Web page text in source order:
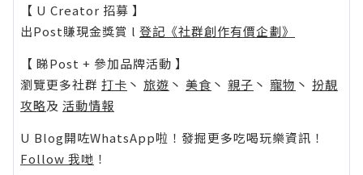
【 U Creator 招募 】
出Post賺現金獎賞 l 登記《社群創作有價企劃》
【 睇Post + 參加品牌活動 】
瀏覽更多社群 打卡 丶 旅遊 丶 美食 丶 親子 丶 寵物 丶 扮靚
攻略及 活動情報
U Blog開咗WhatsApp啦！發掘更多吃喝玩樂資訊！
Follow 我哋 ！